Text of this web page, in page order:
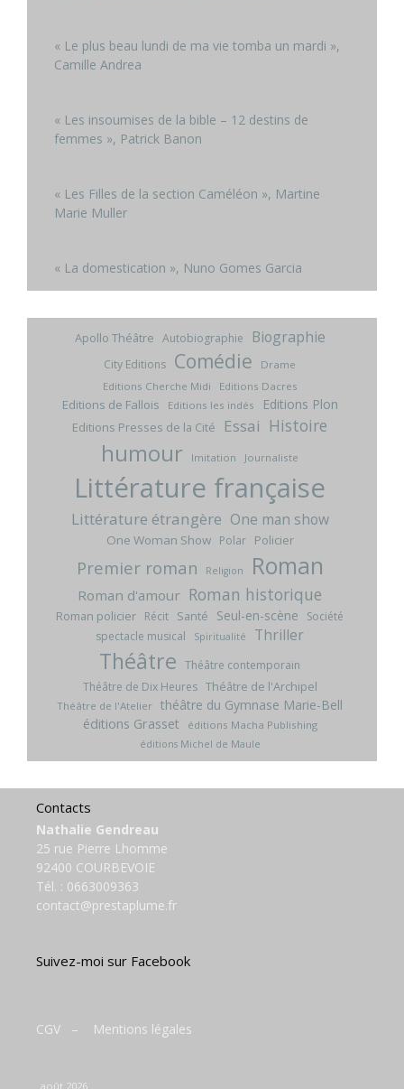
« Le plus beau lundi de ma vie tomba un mardi »,
Camille Andrea
« Les insoumises de la bible – 12 destins de
femmes », Patrick Banon
« Les Filles de la section Caméléon », Martine
Marie Muller
« La domestication », Nuno Gomes Garcia
Apollo Théâtre Autobiographie Biographie
City Editions Comédie
Drame
Editions Cherche Midi
Editions Dacres
Editions de Fallois Editions les indés Editions Plon
Editions Presses de la Cité Essai Histoire
humour Imitation Journaliste
Littérature française
Littérature étrangère One man show
One Woman Show Polar Policier
Premier roman Religion Roman
Roman d'amour Roman historique
Roman policier Récit Santé Seul-en-scène
Société
spectacle musical
Spiritualité Thriller
Théâtre Théâtre contemporain
Théâtre de Dix Heures Théâtre de l'Archipel
Théâtre de l'Atelier théâtre du Gymnase Marie-Bell
éditions Grasset
éditions Macha Publishing
éditions Michel de Maule
Contacts
Nathalie Gendreau
25 rue Pierre Lhomme
92400 COURBEVOIE
Tél. : 0663009363
contact@prestaplume.fr
Suivez-moi sur Facebook
CGV – Mentions légales
août 2026